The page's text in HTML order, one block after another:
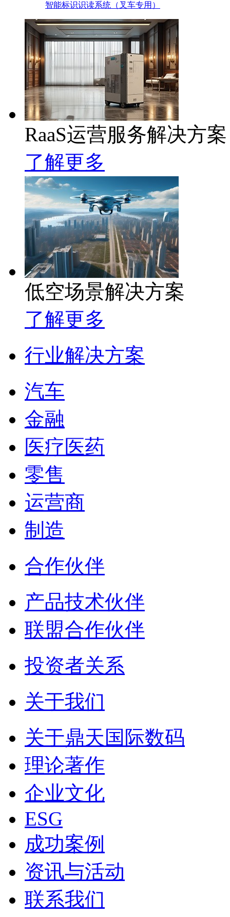
智能标识识读系统（叉车专用）
RaaS运营服务解决方案
了解更多
低空场景解决方案
了解更多
行业解决方案
汽车
金融
医疗医药
零售
运营商
制造
合作伙伴
产品技术伙伴
联盟合作伙伴
投资者关系
关于我们
关于鼎天国际数码
理论著作
企业文化
ESG
成功案例
资讯与活动
联系我们